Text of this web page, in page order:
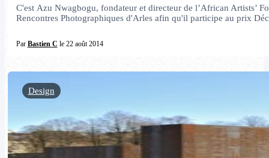
C'est Azu Nwagbogu, fondateur et directeur de l’African Artists’
Rencontres Photographiques d'Arles afin qu'il participe au prix
Par Bastien C le 22 août 2014
Design